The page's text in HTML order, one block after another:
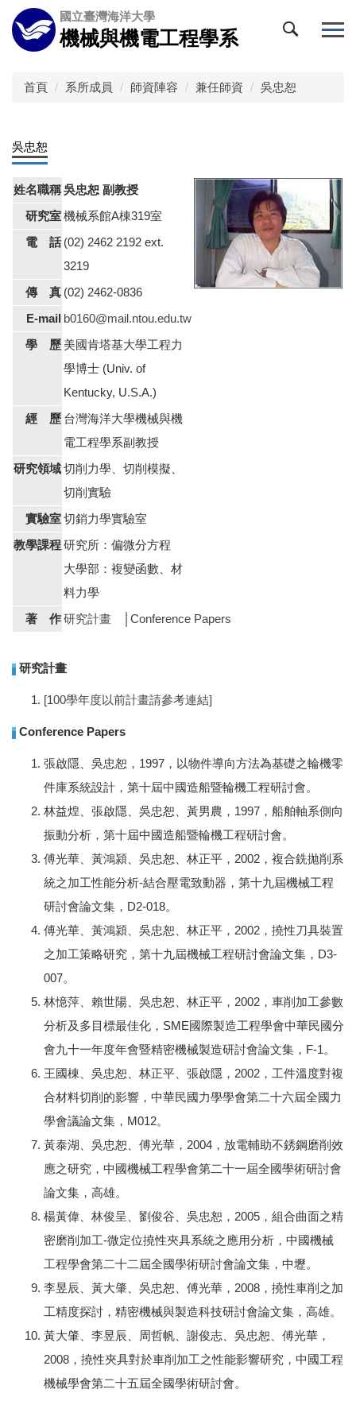
跳
到
主
國立臺灣海洋大學
機械與機電工程學系
首頁 系所成員 師資陣容 兼任師資 吳忠恕
吳忠恕
姓名職稱吳忠恕 副教授
研究室機械系館A棟319室
電 話 (02) 2462 2192 ext.
3219
傳 真 (02) 2462-0836
E-mail b0160@mail.ntou.edu.tw
學 歷 美國肯塔基大學工程力
學博士 (Univ. of
Kentucky, U.S.A.)
經 歷 台灣海洋大學機械與機
電工程學系副教授
研究領域切削力學、切削模擬、
切削實驗
實驗室切銷力學實驗室
教學課程研究所：偏微分方程
大學部：複變函數、材
料力學
著 作研究計畫 Conference Papers
研究計畫
[100學年度以前計畫請參考連結]
Conference Papers
張啟隱、吳忠恕，1997，以物件導向方法為基礎之輪機零
件庫系統設計，第十屆中國造船暨輪機工程研討會。
林益煌、張啟隱、吳忠恕、黃男農，1997，船舶軸系側向
振動分析，第十屆中國造船暨輪機工程研討會。
傅光華、黃鴻潁、吳忠恕、林正平，2002，複合銑拋削系
統之加工性能分析-結合壓電致動器，第十九屆機械工程
研討會論文集，D2-018。
傅光華、黃鴻潁、吳忠恕、林正平，2002，撓性刀具裝置
之加工策略研究，第十九屆機械工程研討會論文集，D3-
007。
林憶萍、賴世陽、吳忠恕、林正平，2002，車削加工參數
分析及多目標最佳化，SME國際製造工程學會中華民國分
會九十一年度年會暨精密機械製造研討會論文集，F-1。
王國棟、吳忠恕、林正平、張啟隱，2002，工件溫度對複
合材料切削的影響，中華民國力學學會第二十六屆全國力
學會議論文集，M012。
黃泰湖、吳忠恕、傅光華，2004，放電輔助不銹鋼磨削效
應之研究，中國機械工程學會第二十一屆全國學術研討會
論文集，高雄。
楊黃偉、林俊呈、劉俊谷、吳忠恕，2005，組合曲面之精
密磨削加工-微定位撓性夾具系統之應用分析，中國機械
工程學會第二十二屆全國學術研討會論文集，中壢。
李昱辰、黃大肇、吳忠恕、傅光華，2008，撓性車削之加
工精度探討，精密機械與製造科技研討會論文集，高雄。
黃大肇、李昱辰、周哲帆、謝俊志、吳忠恕、傅光華，
2008，撓性夾具對於車削加工之性能影響研究，中國工程
機械學會第二十五屆全國學術研討會。